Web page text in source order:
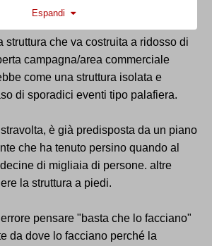
Espandi
struttura che va costruita a ridosso di
campagna/area commerciale
come una struttura isolata e
di sporadici eventi tipo palafiera.
è già predisposta da un piano
che ha tenuto persino quando al
di migliaia di persone. altre
la struttura a piedi.
pensare "basta che lo facciano"
da dove lo facciano perché la